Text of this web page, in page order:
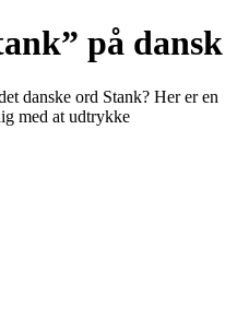
på dansk
danske ord Stank? Her er en
med at udtrykke